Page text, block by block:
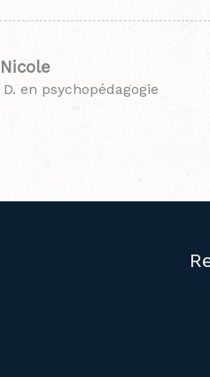
D. en psychopédagogie